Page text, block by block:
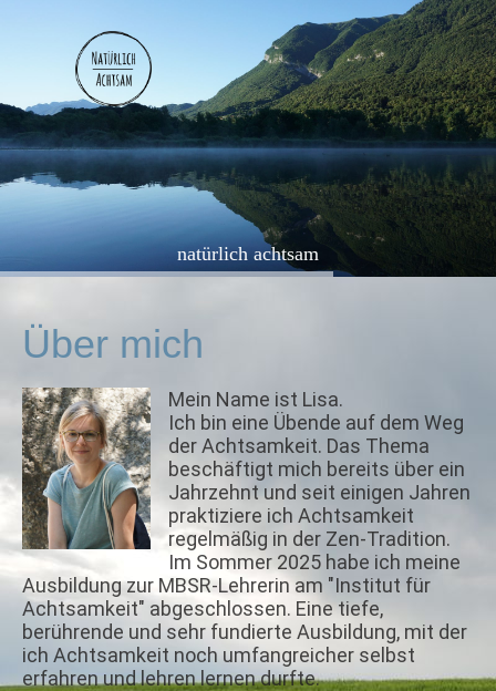
natürlich achtsam
Über mich
Mein Name ist Lisa.
Ich bin eine Übende auf dem Weg
der Achtsamkeit. Das Thema
beschäftigt mich bereits über ein
Jahrzehnt und seit einigen Jahren
praktiziere ich Achtsamkeit
regelmäßig in der Zen-Tradition.
Im Sommer 2025 habe ich meine
Ausbildung zur MBSR-Lehrerin am "Institut für
Achtsamkeit" abgeschlossen. Eine tiefe,
berührende und sehr fundierte Ausbildung, mit der
ich Achtsamkeit noch umfangreicher selbst
erfahren und lehren lernen durfte.